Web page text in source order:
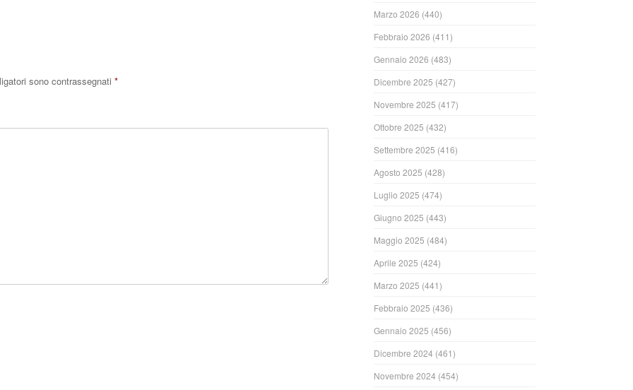
sono contrassegnati *
Marzo 2026 (440)
Febbraio 2026 (411)
Gennaio 2026 (483)
Dicembre 2025 (427)
Novembre 2025 (417)
Ottobre 2025 (432)
Settembre 2025 (416)
Agosto 2025 (428)
Luglio 2025 (474)
Giugno 2025 (443)
Maggio 2025 (484)
Aprile 2025 (424)
Marzo 2025 (441)
Febbraio 2025 (436)
Gennaio 2025 (456)
Dicembre 2024 (461)
Novembre 2024 (454)